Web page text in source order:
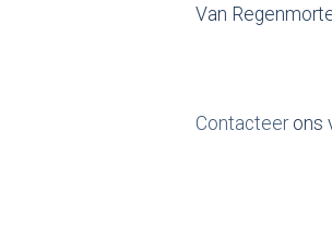
Van
Contacteer ons